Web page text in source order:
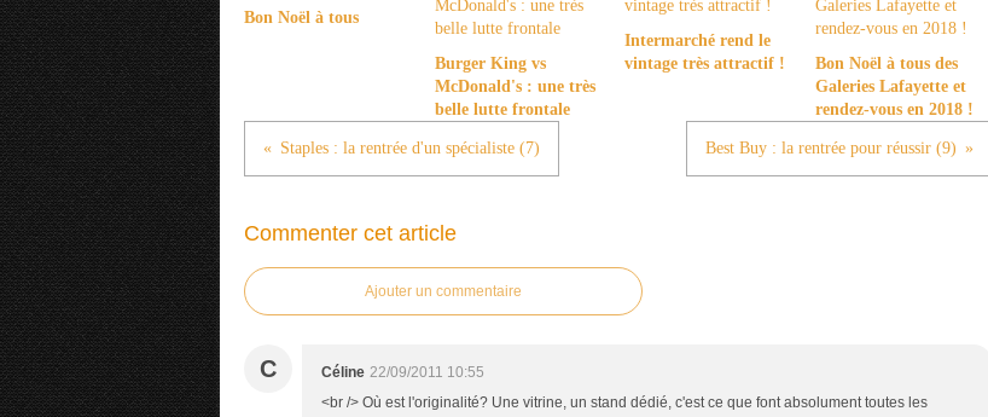
Bon Noël à tous
Burger King vs
McDonald's : une très
belle lutte frontale
Intermarché rend le
vintage très attractif !
Bon Noël à tous des
Galeries Lafayette et
rendez-vous en 2018 !
Staples : la rentrée d'un spécialiste (7) Best Buy : la rentrée pour réussir (9)
Commenter cet article
Ajouter un commentaire
C Céline 22/09/2011 10:55
<br /> Où est l'originalité? Une vitrine, un stand dédié, c'est ce que font absolument toutes les